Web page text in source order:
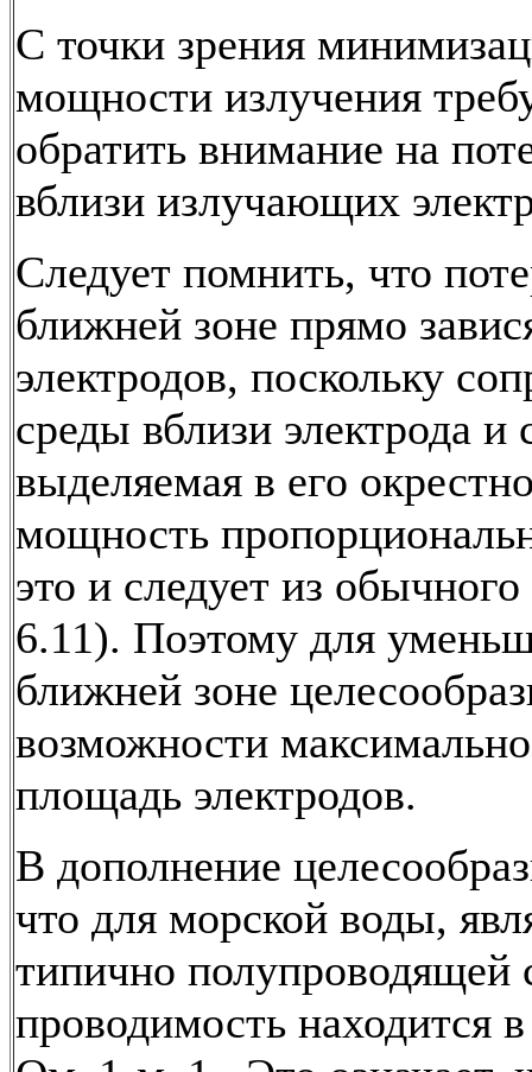
С точки зрения
мощности излучения
обратить внимание на
вблизи излучающих
Следует помнить, что
ближней зоне прямо
электродов, поскольку
среды вблизи электрода и
выделяемая в его
мощность
это и следует из
6.11). Поэтому для
ближней зоне
возможности
площадь электродов.
В дополнение
что для морской воды,
типично полупроводящей
проводимость находится